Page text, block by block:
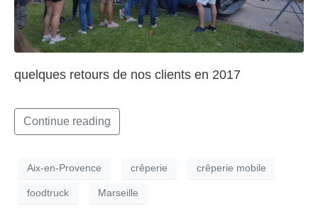
quelques retours de nos clients en 2017
Continue reading
Aix-en-Provence crêperie crêperie mobile
foodtruck Marseille